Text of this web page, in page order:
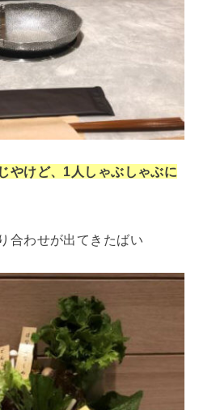
やけど、1人しゃぶしゃぶに
合わせが出てきたばい